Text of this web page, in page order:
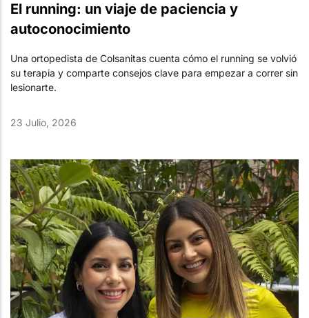
El running: un viaje de paciencia y
autoconocimiento
Una ortopedista de Colsanitas cuenta cómo el running se volvió
su terapia y comparte consejos clave para empezar a correr sin
lesionarte.
23 Julio, 2026